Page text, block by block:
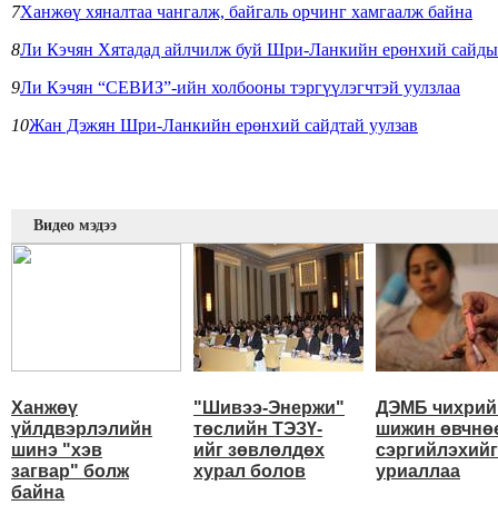
7Ханжөү хяналтаа чангалж, байгаль орчинг хамгаалж байна
8Ли Кэчян Хятадад айлчилж буй Шри-Ланкийн ерөнхий сайдыг
9Ли Кэчян “СЕВИЗ”-ийн холбооны тэргүүлэгчтэй уулзлаа
10Жан Дэжян Шри-Ланкийн ерөнхий сайдтай уулзав
Видео мэдээ
Ханжөү
үйлдвэрлэлийн
шинэ "хэв
загвар" болж
байна
"Шивээ-Энержи"
төслийн ТЭЗҮ-
ийг зөвлөлдөх
хурал болов
ДЭМБ
шижин
сэргийлэхийг
уриаллаа